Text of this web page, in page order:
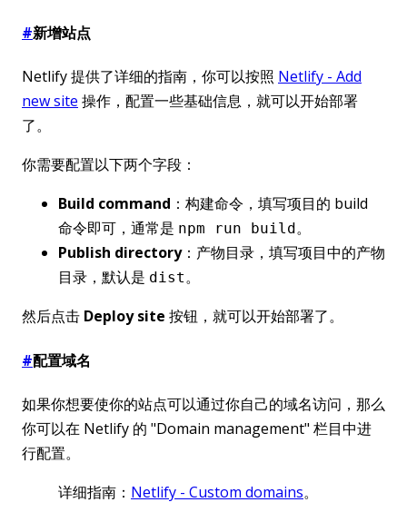
#新增站点
Netlify 提供了详细的指南，你可以按照 Netlify - Add
new site 操作，配置一些基础信息，就可以开始部署
了。
你需要配置以下两个字段：
Build command ：构建命令，填写项目的 build
命令即可，通常是 npm run build 。
Publish directory：产物目录，填写项目中的产物
目录，默认是 dist。
然后点击 Deploy site 按钮，就可以开始部署了。
#配置域名
如果你想要使你的站点可以通过你自己的域名访问，那么
你可以在 Netlify 的 "Domain management" 栏目中进
行配置。
详细指南： Netlify - Custom domains。